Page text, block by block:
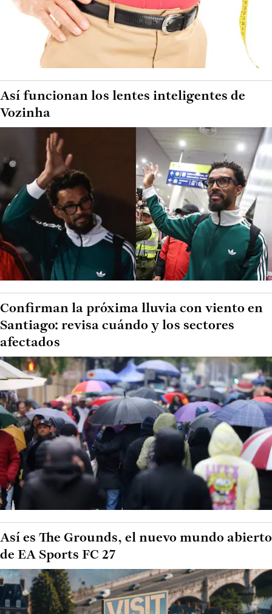
Así funcionan los lentes inteligentes de
Vozinha
Confirman la próxima lluvia con viento en
Santiago: revisa cuándo y los sectores
afectados
Así es The Grounds, el nuevo mundo abierto
de EA Sports FC 27